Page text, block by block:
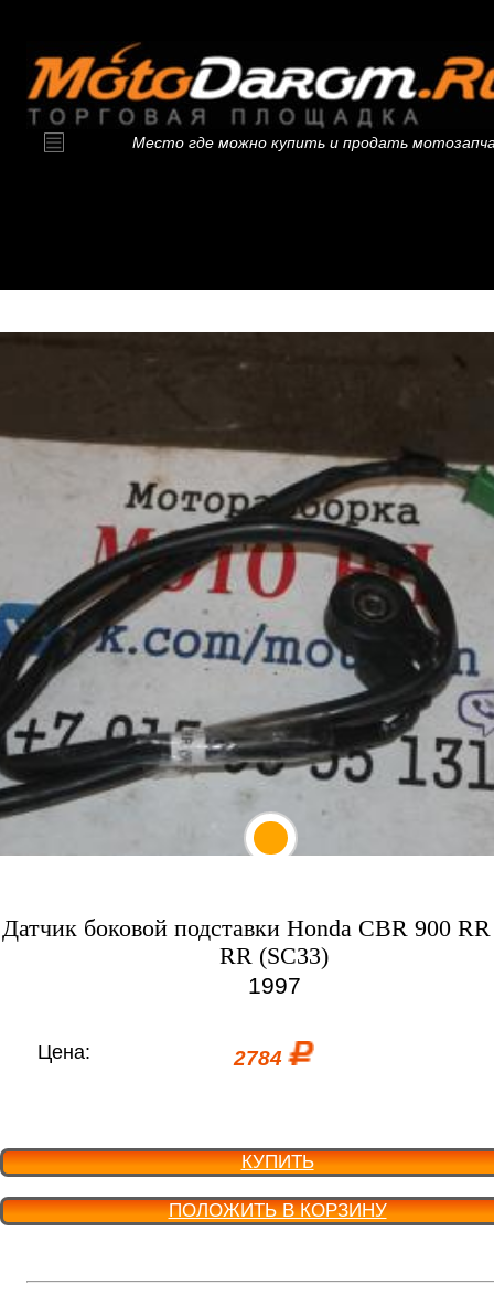
Место где можно купить и продать
Датчик боковой подставки Honda CBR 900
RR (SC33)
1997
Цена: 2784
КУПИТЬ
ПОЛОЖИТЬ В КОРЗИНУ